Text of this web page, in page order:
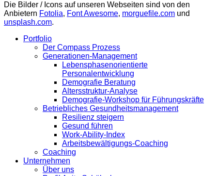
Die Bilder / Icons auf unseren Webseiten sind von den
Anbietern Fotolia, Font Awesome, morguefile.com und
unsplash.com.
Portfolio
Der Compass Prozess
Generationen-Management
Lebensphasenorientierte
Personalentwicklung
Demografie Beratung
Altersstruktur-Analyse
Demografie-Workshop für Führungskräfte
Betriebliches Gesundheitsmanagement
Resilienz steigern
Gesund führen
Work-Ability-Index
Arbeitsbewältigungs-Coaching
Coaching
Unternehmen
Über uns